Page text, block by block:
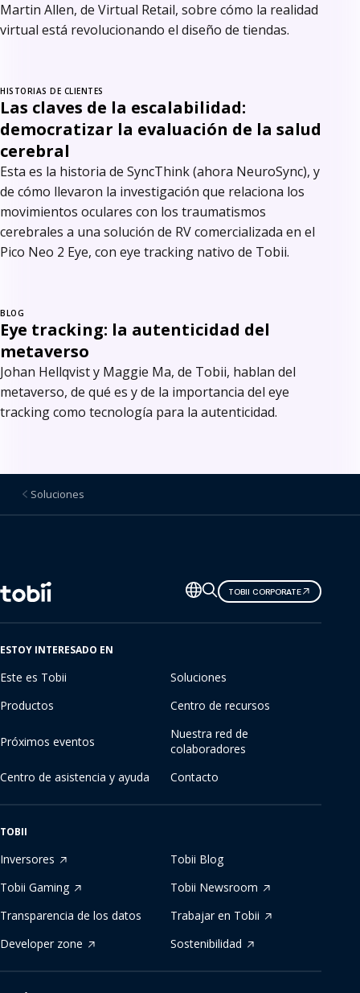
Martin Allen, de Virtual Retail, sobre cómo la realidad
virtual está revolucionando el diseño de tiendas.
HISTORIAS DE CLIENTES
Las claves de la escalabilidad:
democratizar la evaluación de la salud
cerebral
Esta es la historia de SyncThink (ahora NeuroSync), y
de cómo llevaron la investigación que relaciona los
movimientos oculares con los traumatismos
cerebrales a una solución de RV comercializada en el
Pico Neo 2 Eye, con eye tracking nativo de Tobii.
BLOG
Eye tracking: la autenticidad del
metaverso
Johan Hellqvist y Maggie Ma, de Tobii, hablan del
metaverso, de qué es y de la importancia del eye
tracking como tecnología para la autenticidad.
Soluciones
Cambiar
de
idioma
TOBII CORPORATE
ESTOY INTERESADO EN
Este es Tobii
Soluciones
Productos
Centro de recursos
Próximos eventos
Nuestra red de
colaboradores
Centro de asistencia y ayuda
Contacto
TOBII
Inversores
Tobii Blog
Tobii Gaming
Tobii Newsroom
Transparencia de los datos
Trabajar en Tobii
Developer zone
Sostenibilidad